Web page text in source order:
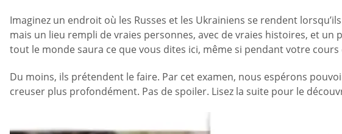
Imaginez un endroit où les Russes et les Ukrainiens se rendent
mais un lieu rempli de vraies personnes, avec de vraies histoires, et
tout le monde saura ce que vous dites ici, même si pendant votre
Du moins, ils prétendent le faire. Par cet examen, nous espérons
creuser plus profondément. Pas de spoiler. Lisez la suite pour le